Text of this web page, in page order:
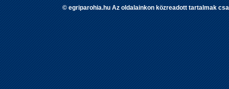
© egriparohia.hu Az oldalainkon közreadott tartalmak